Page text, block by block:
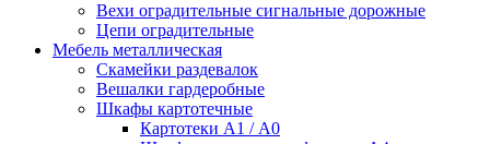
Вехи оградительные сигнальные дорожные
Цепи оградительные
Мебель металлическая
Скамейки раздевалок
Вешалки гардеробные
Шкафы картотечные
Картотеки А1 / А0